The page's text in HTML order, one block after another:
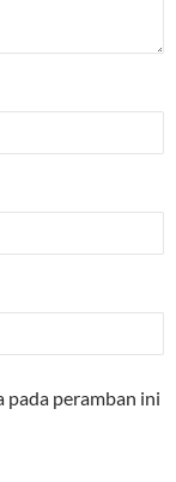
pada peramban ini